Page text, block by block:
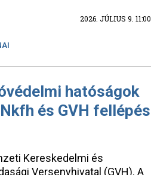
2026. JÚLIUS 9. 11:00
hatóságok
és GVH fellépés
Kereskedelmi és
Versenyhivatal (GVH). A